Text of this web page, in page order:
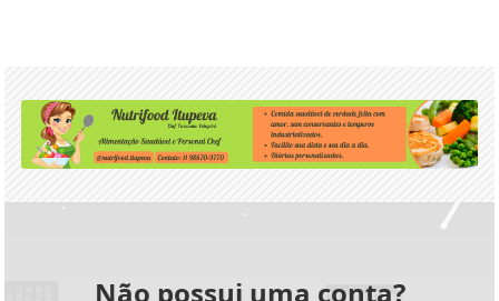
Não possui uma conta?